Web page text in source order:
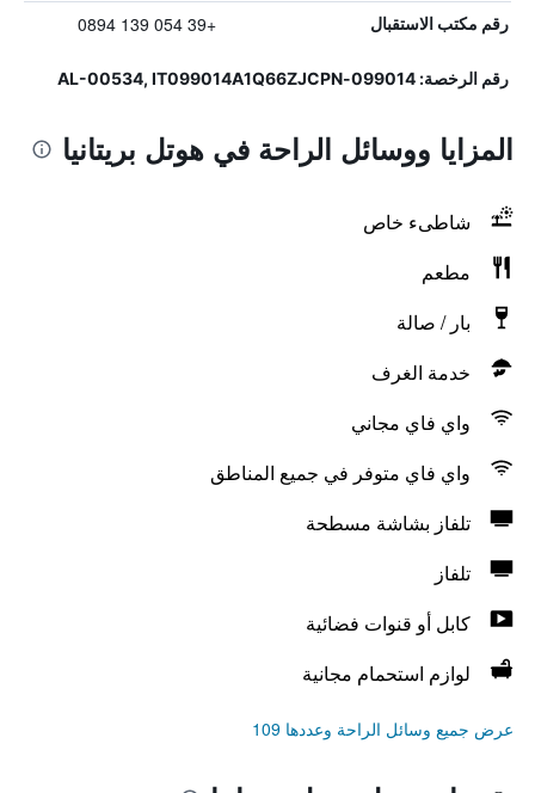
رقم مكتب الاستقبال +39 054 139 0894
رقم الرخصة: 099014-AL-00534, IT099014A1Q66ZJCPN
المزايا ووسائل الراحة في هوتل بريتانيا
شاطىء خاص
مطعم
بار / صالة
خدمة الغرف
واي فاي مجاني
واي فاي متوفر في جميع المناطق
تلفاز بشاشة مسطحة
تلفاز
كابل أو قنوات فضائية
لوازم استحمام مجانية
عرض جميع وسائل الراحة وعددها 109